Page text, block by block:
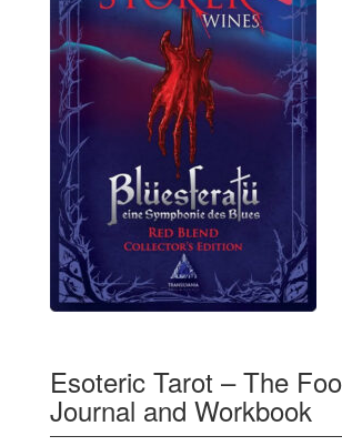
Esoteric Tarot – The
Journal and Workbook